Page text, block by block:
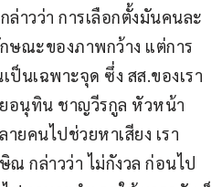
าวว่า การเลือกตั้งมันคนละ
ณะของภาพกว้าง แต่การ
ป็นเฉพาะจุด ซึ่ง สส.ของเรา
ยอนุทิน ชาญวีรกูล หัวหน้า
ยคนไปช่วยหาเสียง เรา
ณ กล่าวว่า ไม่กังวล ก่อนไป